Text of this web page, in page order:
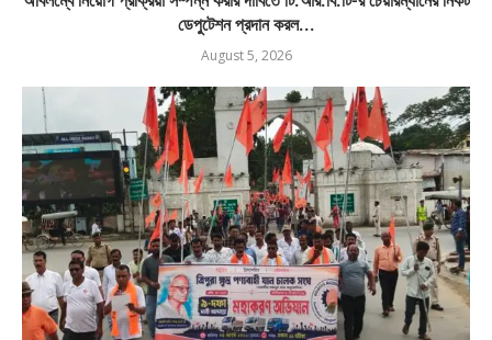
ডেপুটেশন প্রদান করল...
August 5, 2026